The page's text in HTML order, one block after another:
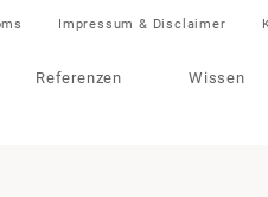
Referenzen Wissen
Impressum & Disclaimer